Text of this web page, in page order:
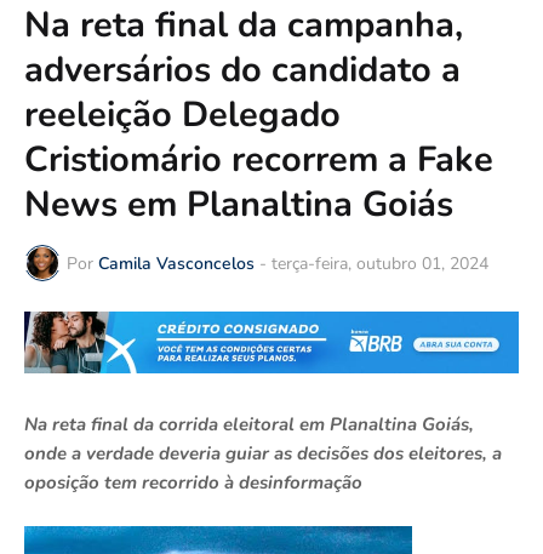
Na reta final da campanha,
adversários do candidato a
reeleição Delegado
Cristiomário recorrem a Fake
News em Planaltina Goiás
Por Camila Vasconcelos - terça-feira, outubro 01, 2024
Na reta final da corrida eleitoral em Planaltina Goiás,
onde a verdade deveria guiar as decisões dos eleitores, a
oposição tem recorrido à desinformação